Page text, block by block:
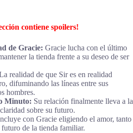
contiene spoilers!
de Gracie: Gracie lucha con el último
la tienda frente a su deseo de ser
realidad de que Sir es en realidad
difuminando las líneas entre sus
hombres.
Minuto: Su relación finalmente lleva a la
sobre su futuro.
con Gracie eligiendo el amor, tanto
de la tienda familiar.